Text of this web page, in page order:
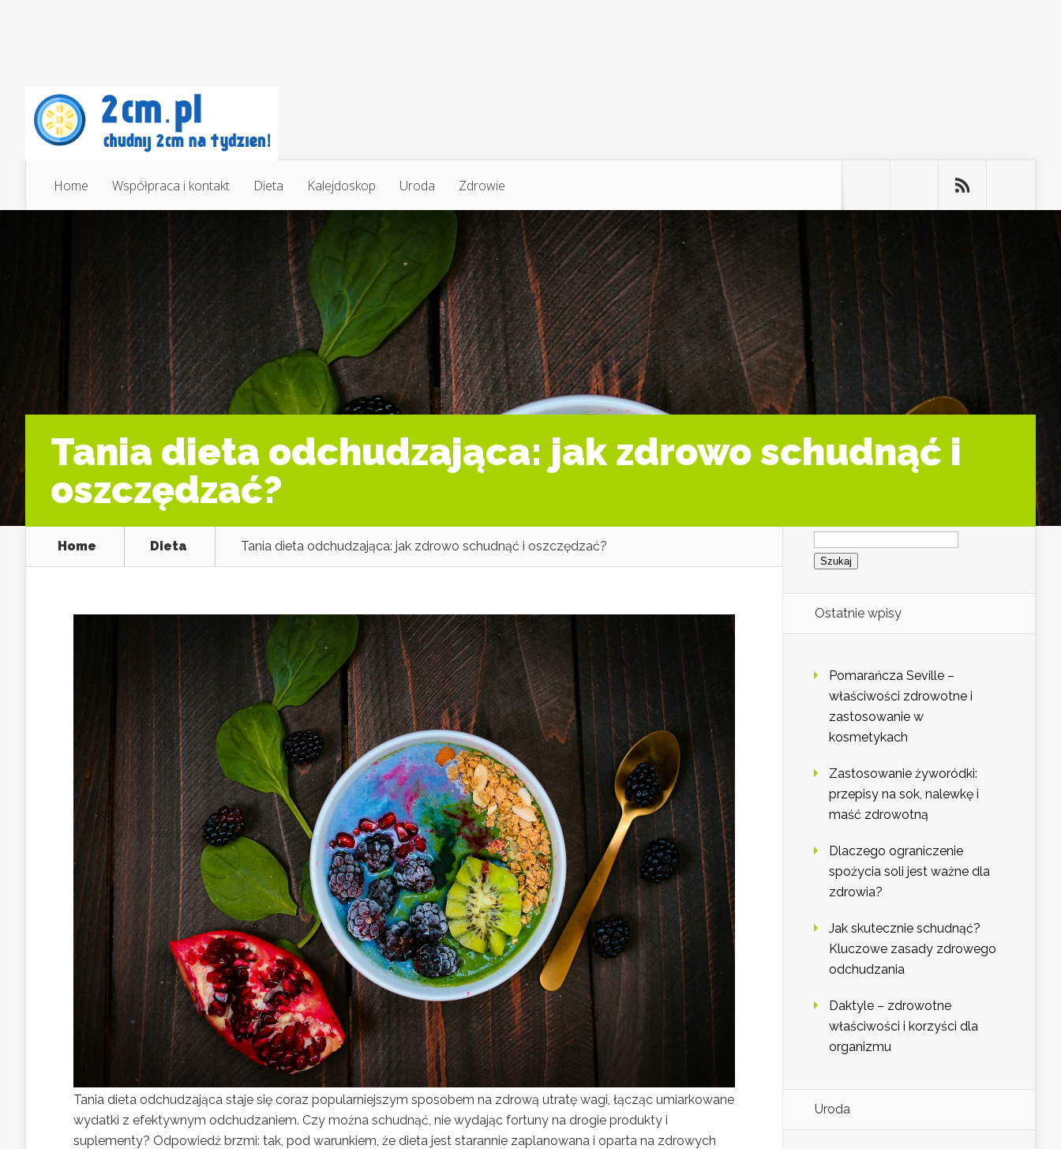
Home Współpraca i kontakt Dieta Kalejdoskop Uroda Zdrowie
Tania dieta odchudzająca: jak zdrowo schudnąć i
oszczędzać?
Home Dieta Tania dieta odchudzająca: jak zdrowo schudnąć i oszczędzać?
Tania dieta odchudzająca staje się coraz popularniejszym sposobem na zdrową utratę wagi, łącząc umiarkowane
wydatki z efektywnym odchudzaniem. Czy można schudnąć, nie wydając fortuny na drogie produkty i
suplementy? Odpowiedź brzmi: tak, pod warunkiem, że dieta jest starannie zaplanowana i oparta na zdrowych
Szukaj:
Ostatnie wpisy
Pomarańcza Seville –
właściwości zdrowotne i
zastosowanie w
kosmetykach
Zastosowanie żyworódki:
przepisy na sok, nalewkę i
maść zdrowotną
Dlaczego ograniczenie
spożycia soli jest ważne dla
zdrowia?
Jak skutecznie schudnąć?
Kluczowe zasady zdrowego
odchudzania
Daktyle – zdrowotne
właściwości i korzyści dla
organizmu
Uroda